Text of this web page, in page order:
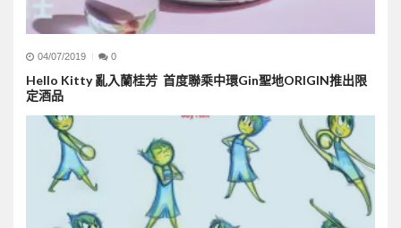
04/07/2019 0
Hello Kitty 亂入蘭桂芳 首度聯乘中環Gin聖地ORIGIN推出限
定酒品